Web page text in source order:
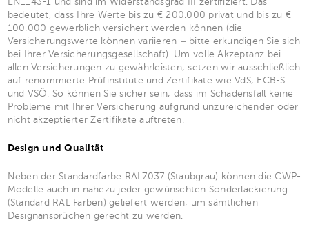
bedeutet, dass Ihre Werte bis zu € 200.000 privat und bis zu €
100.000 gewerblich versichert werden können (die
Versicherungswerte können variieren – bitte erkundigen Sie sich
bei Ihrer Versicherungsgesellschaft). Um volle Akzeptanz bei
allen Versicherungen zu gewährleisten, setzen wir ausschließlich
auf renommierte Prüfinstitute und Zertifikate wie VdS, ECB-S
und VSÖ. So können Sie sicher sein, dass im Schadensfall keine
Probleme mit Ihrer Versicherung aufgrund unzureichender oder
nicht akzeptierter Zertifikate auftreten.
Design und Qualität
Neben der Standardfarbe RAL7037 (Staubgrau) können die CWP-
Modelle auch in nahezu jeder gewünschten Sonderlackierung
(Standard RAL Farben) geliefert werden, um sämtlichen
Designansprüchen gerecht zu werden.